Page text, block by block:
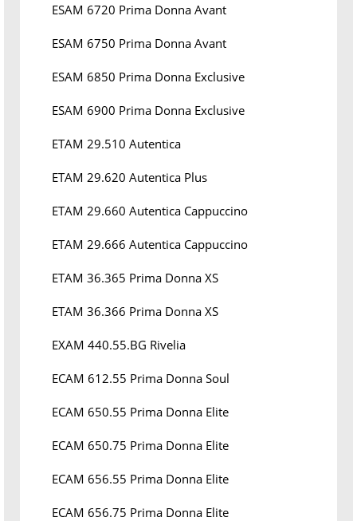
ESAM 6720 Prima Donna Avant
ESAM 6750 Prima Donna Avant
ESAM 6850 Prima Donna Exclusive
ESAM 6900 Prima Donna Exclusive
ETAM 29.510 Autentica
ETAM 29.620 Autentica Plus
ETAM 29.660 Autentica Cappuccino
ETAM 29.666 Autentica Cappuccino
ETAM 36.365 Prima Donna XS
ETAM 36.366 Prima Donna XS
EXAM 440.55.BG Rivelia
ECAM 612.55 Prima Donna Soul
ECAM 650.55 Prima Donna Elite
ECAM 650.75 Prima Donna Elite
ECAM 656.55 Prima Donna Elite
ECAM 656.75 Prima Donna Elite